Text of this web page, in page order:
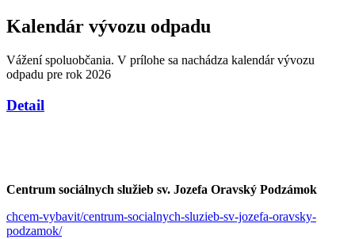
Kalendár vývozu odpadu
Vážení spoluobčania. V prílohe sa nachádza kalendár vývozu
odpadu pre rok 2026
Detail
Centrum sociálnych služieb sv. Jozefa Oravský Podzámok
chcem-vybavit/centrum-socialnych-sluzieb-sv-jozefa-oravsky-
podzamok/